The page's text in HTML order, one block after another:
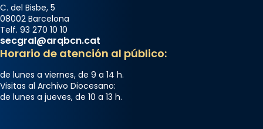
C. del Bisbe, 5
08002 Barcelona
Telf. 93 270 10 10
secgral@arqbcn.cat
Horario de atención al público:
de lunes a viernes, de 9 a 14 h.
Visitas al Archivo Diocesano:
de lunes a jueves, de 10 a 13 h.